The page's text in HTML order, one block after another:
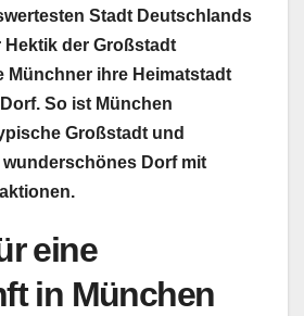
Stadt Deutschlands
Hektik der Großstadt
Münchner ihre Heimatstadt
So ist München
Großstadt und
Dorf mit
eine
in München